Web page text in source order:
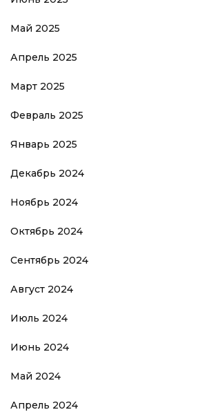
Май 2025
Апрель 2025
Март 2025
Февраль 2025
Январь 2025
Декабрь 2024
Ноябрь 2024
Октябрь 2024
Сентябрь 2024
Август 2024
Июль 2024
Июнь 2024
Май 2024
Апрель 2024